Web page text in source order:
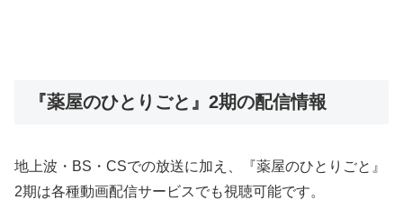
『薬屋のひとりごと』2期の配信情報
地上波・BS・CSでの放送に加え、『薬屋のひとりごと』
2期は各種動画配信サービスでも視聴可能です。